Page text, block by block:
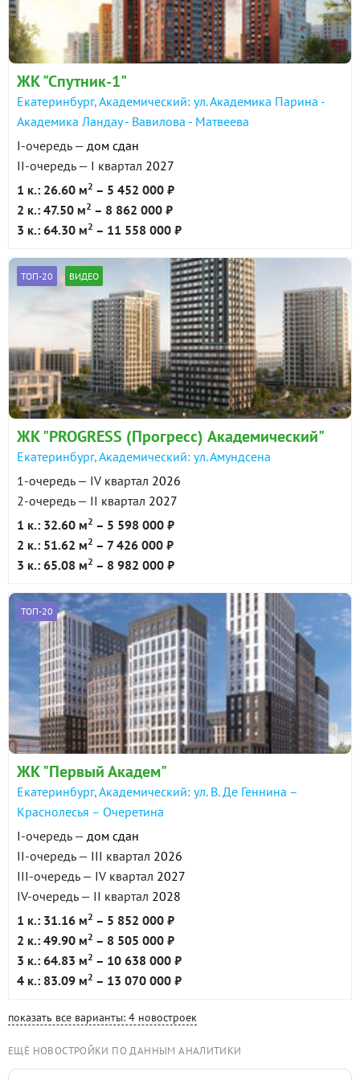
в продаже 96600 ₽/м²
Показать всю историю: 30 предложений →
ЖК "Спутник-1"
Екатеринбург, Академический: ул. Академика Парина -
Академика Ландау - Вавилова - Матвеева
I-очередь — дом сдан
II-очередь — I квартал 2027
1 к.: 26.60 м2 – 5 452 000 ₽
2 к.: 47.50 м2 – 8 862 000 ₽
3 к.: 64.30 м2 – 11 558 000 ₽
ТОП-20 ВИДЕО
ЖК "PROGRESS (Прогресс) Академический"
Екатеринбург, Академический: ул. Амундсена
1-очередь — IV квартал 2026
2-очередь — II квартал 2027
1 к.: 32.60 м2 – 5 598 000 ₽
2 к.: 51.62 м2 – 7 426 000 ₽
3 к.: 65.08 м2 – 8 982 000 ₽
ТОП-20
ЖК "Первый Академ"
Екатеринбург, Академический: ул. В. Де Геннина –
Краснолесья – Очеретина
I-очередь — дом сдан
II-очередь — III квартал 2026
III-очередь — IV квартал 2027
IV-очередь — II квартал 2028
1 к.: 31.16 м2 – 5 852 000 ₽
2 к.: 49.90 м2 – 8 505 000 ₽
3 к.: 64.83 м2 – 10 638 000 ₽
4 к.: 83.09 м2 – 13 070 000 ₽
показать все варианты: 4 новостроек
ЕЩЁ НОВОСТРОЙКИ ПО ДАННЫМ АНАЛИТИКИ